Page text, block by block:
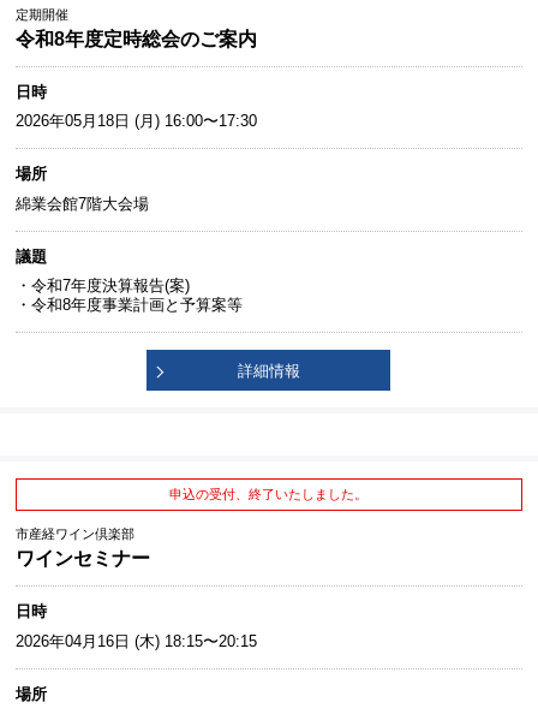
定期開催
令和8年度定時総会のご案内
日時
2026年05月18日 (月) 16:00〜17:30
場所
綿業会館7階大会場
議題
・令和7年度決算報告(案)
・令和8年度事業計画と予算案等
詳細情報
申込の受付、終了いたしました。
市産経ワイン倶楽部
ワインセミナー
日時
2026年04月16日 (木) 18:15〜20:15
場所